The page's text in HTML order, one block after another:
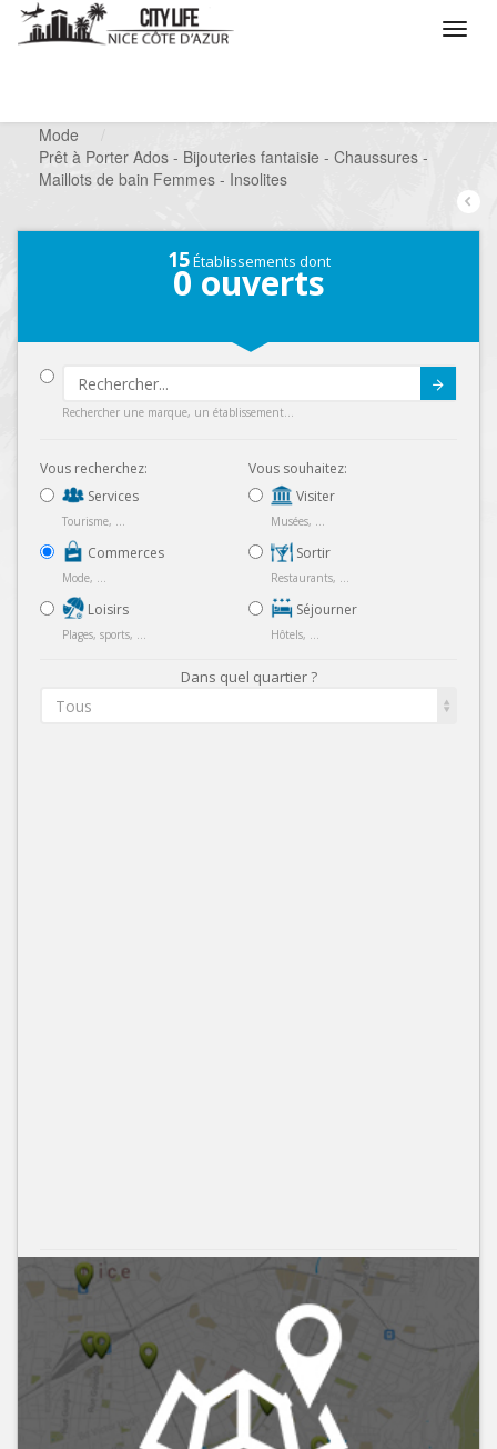
Mode
Prêt à Porter Ados - Bijouteries fantaisie - Chaussures -
Maillots de bain Femmes - Insolites
15Établissements dont
0 ouverts
Rechercher une marque, un établissement...
Vous recherchez:
Services
Tourisme, ...
Commerces
Mode, ...
Loisirs
Plages, sports, ...
Vous souhaitez:
Visiter
Musées, ...
Sortir
Restaurants, ...
Séjourner
Hôtels, ...
Dans quel quartier ?
Tous